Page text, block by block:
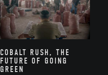
COBALT RUSH, THE
FUTURE OF GOING
GREEN